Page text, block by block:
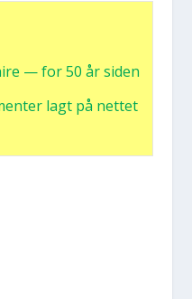
— for 50 år siden
lagt på net­tet